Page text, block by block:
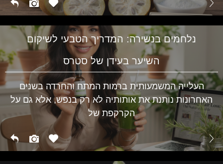
נלחמים בנשירה: המדריך הטבעי לשיקום
השיער בעידן של סטרס
העלייה המשמעותית ברמות המתח והחרדה בשנים
האחרונות נותנת את אותותיה לא רק בנפש, אלא גם על
הקרקפת של